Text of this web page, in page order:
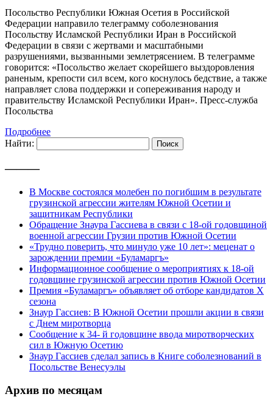
Посольство Республики Южная Осетия в Российской
Федерации направило телеграмму соболезнования
Посольству Исламской Республики Иран в Российской
Федерации в связи с жертвами и масштабными
разрушениями, вызванными землетрясением. В телеграмме
говорится: «Посольство желает скорейшего выздоровления
раненым, крепости сил всем, кого коснулось бедствие, а также
направляет слова поддержки и сопереживания народу и
правительству Исламской Республики Иран». Пресс-служба
Посольства
Подробнее
Найти:
———
В Москве состоялся молебен по погибшим в результате
грузинской агрессии жителям Южной Осетии и
защитникам Республики
Обращение Знаура Гассиева в связи с 18-ой годовщиной
военной агрессии Грузии против Южной Осетии
«Трудно поверить, что минуло уже 10 лет»: меценат о
зарождении премии «Буламаргъ»
Информационное сообщение о мероприятиях к 18-ой
годовщине грузинской агрессии против Южной Осетии
Премия «Буламаргъ» объявляет об отборе кандидатов Х
сезона
Знаур Гассиев: В Южной Осетии прошли акции в связи
с Днем миротворца
Сообщение к 34- й годовщине ввода миротворческих
сил в Южную Осетию
Знаур Гассиев сделал запись в Книге соболезнований в
Посольстве Венесуэлы
Архив по месяцам